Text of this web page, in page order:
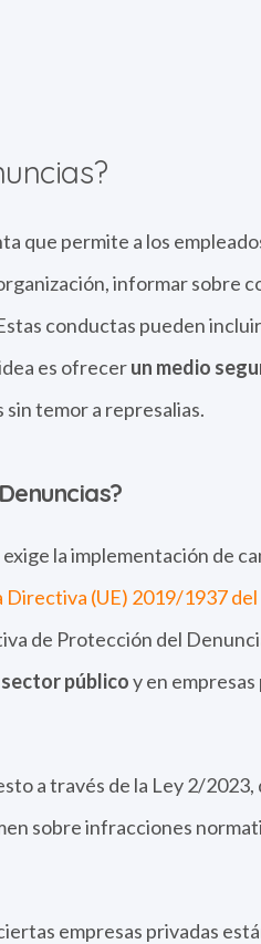
que permite a los
informar sobre
conductas pueden
es ofrecerun medio
temor a represalias.
la implementación de
Directiva (UE) 2019/1937
de Protección del
públicoy en
a través de la Ley 2/
sobre infracciones
empresas privadas